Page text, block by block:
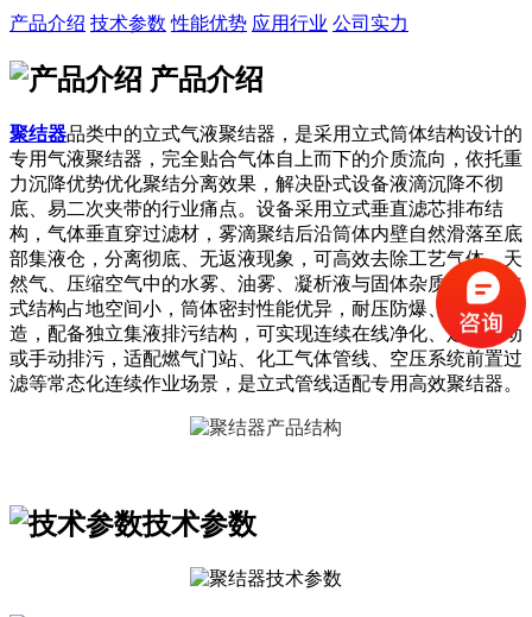
产品介绍 技术参数 性能优势 应用行业 公司实力
产品介绍
聚结器品类中的立式气液聚结器，是采用立式筒体结构设计的
专用气液聚结器，完全贴合气体自上而下的介质流向，依托重
力沉降优势优化聚结分离效果，解决卧式设备液滴沉降不彻
底、易二次夹带的行业痛点。设备采用立式垂直滤芯排布结
构，气体垂直穿过滤材，雾滴聚结后沿筒体内壁自然滑落至底
部集液仓，分离彻底、无返液现象，可高效去除工艺气体、天
然气、压缩空气中的水雾、油雾、凝析液与固体杂质。整机立
式结构占地空间小，筒体密封性能优异，耐压防爆、防腐抗
造，配备独立集液排污结构，可实现连续在线净化、定时自动
或手动排污，适配燃气门站、化工气体管线、空压系统前置过
滤等常态化连续作业场景，是立式管线适配专用高效聚结器。
技术参数